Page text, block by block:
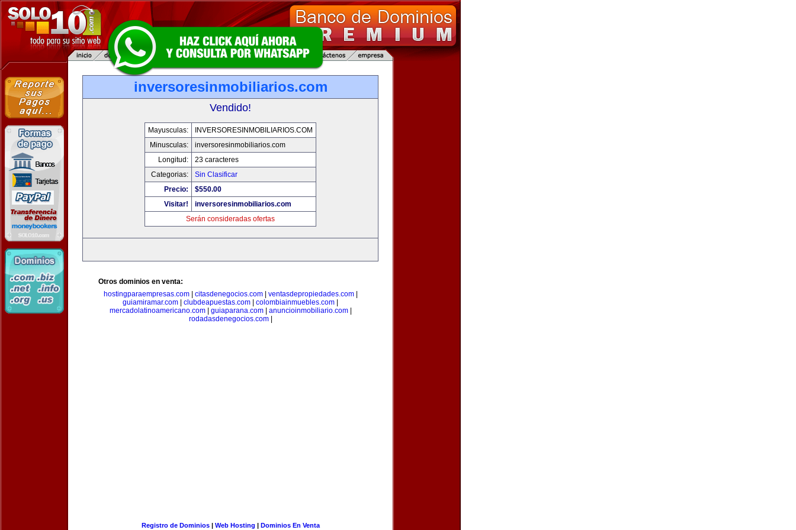
inversoresinmobiliarios.com
Vendido!
Mayusculas:
INVERSORESINMOBILIARIOS.COM
Minusculas:
inversoresinmobiliarios.com
Longitud:
23 caracteres
Categorias:
Sin Clasificar
Precio:
$550.00
Visitar!
inversoresinmobiliarios.com
Serán consideradas ofertas
Otros dominios en venta:
hostingparaempresas.com| citasdenegocios.com| ventasdepropiedades.com|
guiamiramar.com
clubdeapuestas.com colombiainmuebles.com
mercadolatinoamericano.com| guiaparana.com| anuncioinmobiliario.com|
rodadasdenegocios.com|
Registro de Dominios| Web Hosting | Dominios En Venta